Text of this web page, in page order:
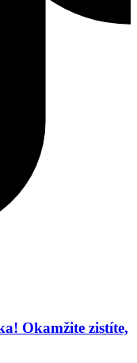
Okamžite zistíte,